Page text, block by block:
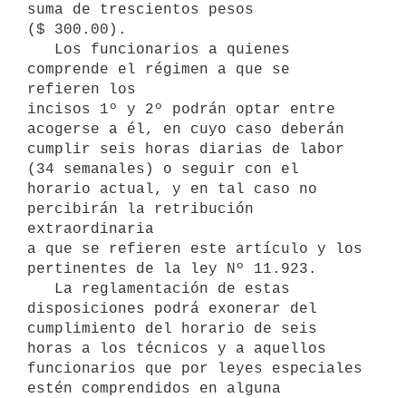
suma de trescientos pesos
($ 300.00).
comprende el régimen a que se
refieren los
incisos 1º y 2º podrán optar entre
acogerse a él, en cuyo caso deberán
cumplir seis horas diarias de labor
(34 semanales) o seguir con el
horario actual, y en tal caso no
percibirán la retribución
extraordinaria
a que se refieren este artículo y los
pertinentes de la ley Nº 11.923.
disposiciones podrá exonerar del
cumplimiento del horario de seis
horas a los técnicos y a aquellos
funcionarios que por leyes especiales
estén comprendidos en alguna